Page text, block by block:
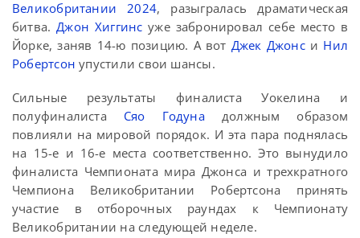
Великобритании 2024, разыгралась драматическая
битва.Джон Хиггинс уже забронировал себе место в
Йорке, заняв 14-ю позицию. А вот Джек Джонси Нил
Робертсон упустили свои шансы.
Сильные результаты финалиста Уокелина и
полуфиналиста Сяо Годунадолжным образом
повлияли на мировой порядок. И эта пара поднялась
на 15-е и 16-е места соответственно. Это вынудило
финалиста Чемпионата мира Джонса и трехкратного
Чемпиона Великобритании Робертсона принять
участие в отборочных раундах к Чемпионату
Великобритании на следующей неделе.